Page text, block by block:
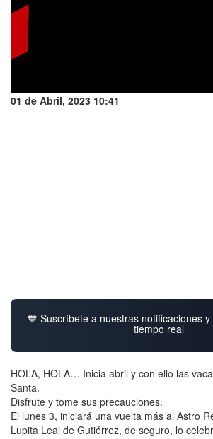
01 de Abril, 2023 10:41
💙 Suscríbete a nuestras notificaciones
tiempo real
HOLA, HOLA… Inicia abril y con ello las
Santa.
Disfrute y tome sus precauciones.
El lunes 3, iniciará una vuelta más al Astro
Lupita Leal de Gutiérrez, de seguro, lo